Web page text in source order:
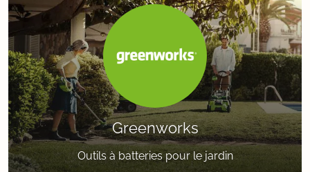
Greenworks
Outils à batteries pour le jardin